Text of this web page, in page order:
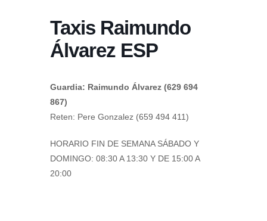
Taxis Raimundo
Álvarez ESP
Guardia: Raimundo Álvarez (629 694
867)
Reten: Pere Gonzalez (659 494 411)
HORARIO FIN DE SEMANA SÁBADO Y
DOMINGO: 08:30 A 13:30 Y DE 15:00 A
20:00